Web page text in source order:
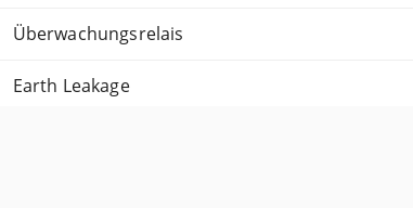
Überwachungsrelais
Earth Leakage